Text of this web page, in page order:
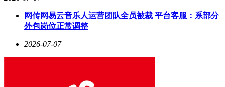
网传网易云音乐人运营团队全员被裁 平台客服：系部分
外包岗位正常调整
2026-07-07